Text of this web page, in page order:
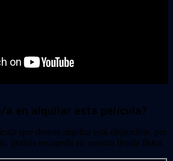
a en alquilar esta película?
que deseas alquilar está disponible, por
podrás recogerla en nuestra tienda física.